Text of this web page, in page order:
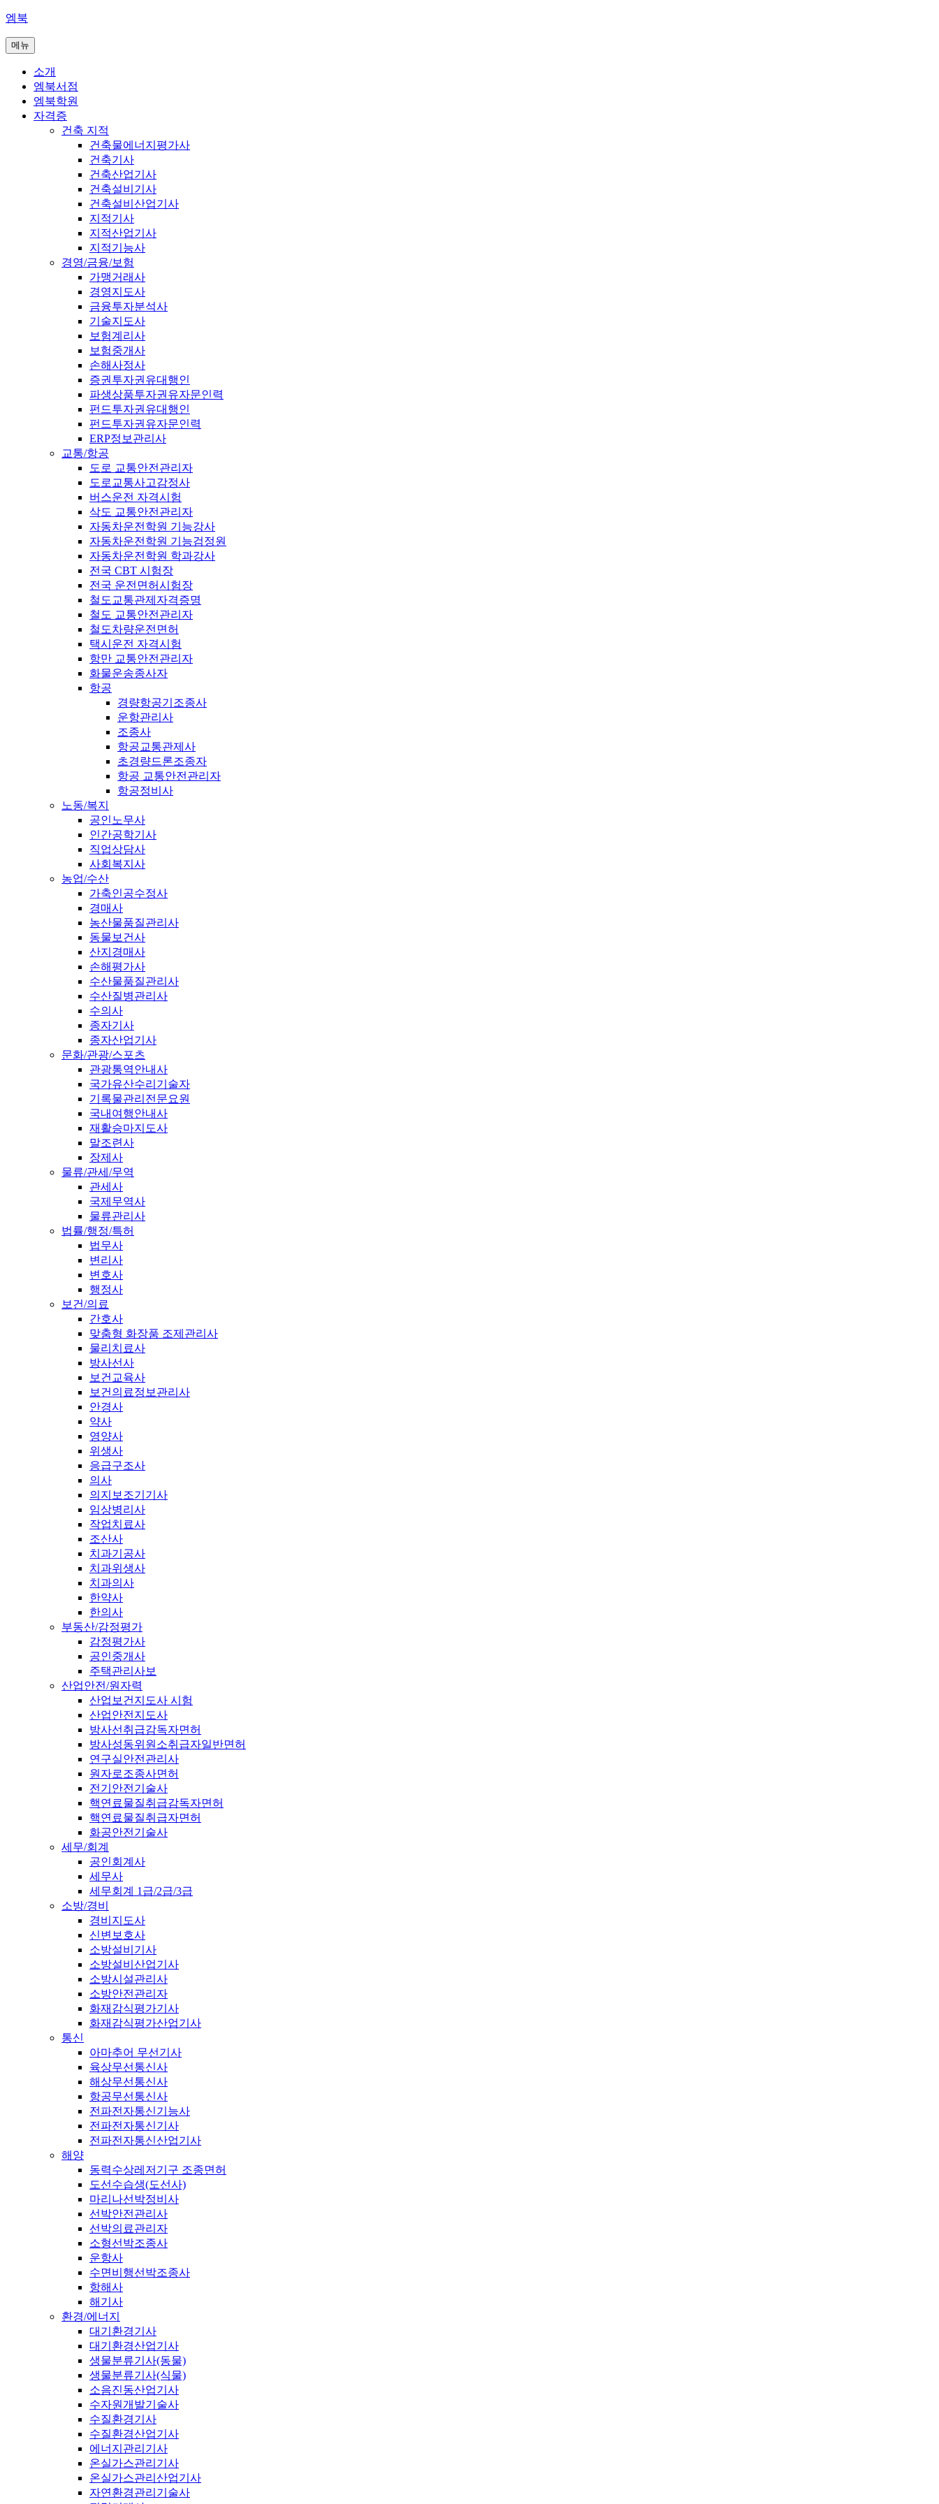
콘
츠
엠북
메뉴
소개
엠북서점
엠북학원
자격증
건축 지적
건축물에너지평가사
건축기사
건축산업기사
건축설비기사
건축설비산업기사
지적기사
지적산업기사
지적기능사
경영/금융/보험
가맹거래사
경영지도사
금융투자분석사
기술지도사
보험계리사
보험중개사
손해사정사
증권투자권유대행인
파생상품투자권유자문인력
펀드투자권유대행인
펀드투자권유자문인력
ERP정보관리사
교통/항공
도로 교통안전관리자
도로교통사고감정사
버스운전 자격시험
삭도 교통안전관리자
자동차운전학원 기능강사
자동차운전학원 기능검정원
자동차운전학원 학과강사
전국 CBT 시험장
전국 운전면허시험장
철도교통관제자격증명
철도 교통안전관리자
철도차량운전면허
택시운전 자격시험
항만 교통안전관리자
화물운송종사자
항공
경량항공기조종사
운항관리사
조종사
항공교통관제사
초경량드론조종자
항공 교통안전관리자
항공정비사
노동/복지
공인노무사
인간공학기사
직업상담사
사회복지사
농업/수산
가축인공수정사
경매사
농산물품질관리사
동물보건사
산지경매사
손해평가사
수산물품질관리사
수산질병관리사
수의사
종자기사
종자산업기사
문화/관광/스포츠
관광통역안내사
국가유산수리기술자
기록물관리전문요원
국내여행안내사
재활승마지도사
말조련사
장제사
물류/관세/무역
관세사
국제무역사
물류관리사
법률/행정/특허
법무사
변리사
변호사
행정사
보건/의료
간호사
맞춤형 화장품 조제관리사
물리치료사
방사선사
보건교육사
보건의료정보관리사
안경사
약사
영양사
위생사
응급구조사
의사
의지보조기기사
임상병리사
작업치료사
조산사
치과기공사
치과위생사
치과의사
한약사
한의사
부동산/감정평가
감정평가사
공인중개사
주택관리사보
산업안전/원자력
산업보건지도사 시험
산업안전지도사
방사선취급감독자면허
방사성동위원소취급자일반면허
연구실안전관리사
원자로조종사면허
전기안전기술사
핵연료물질취급감독자면허
핵연료물질취급자면허
화공안전기술사
세무/회계
공인회계사
세무사
세무회계 1급/2급/3급
소방/경비
경비지도사
신변보호사
소방설비기사
소방설비산업기사
소방시설관리사
소방안전관리자
화재감식평가기사
화재감식평가산업기사
통신
아마추어 무선기사
육상무선통신사
해상무선통신사
항공무선통신사
전파전자통신기능사
전파전자통신기사
전파전자통신산업기사
해양
동력수상레저기구 조종면허
도선수습생(도선사)
마리나선박정비사
선박안전관리사
선박의료관리자
소형선박조종사
운항사
수면비행선박조종사
항해사
해기사
환경/에너지
대기환경기사
대기환경산업기사
생물분류기사(동물)
생물분류기사(식물)
소음진동산업기사
수자원개발기술사
수질환경기사
수질환경산업기사
에너지관리기사
온실가스관리기사
온실가스관리산업기사
자연환경관리기술사